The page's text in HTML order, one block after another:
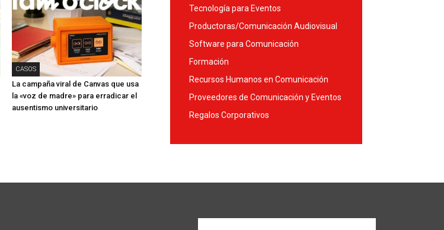
CASOS
La campaña viral de Canvas que usa
la «voz de madre» para erradicar el
ausentismo universitario
Tecnología para Eventos
Productoras/Comunicación Audiovisual
Software para Comunicación
Formación
Recursos Humanos en Comunicación
Proveedores de Comunicación y Eventos
Regalos Corporativos